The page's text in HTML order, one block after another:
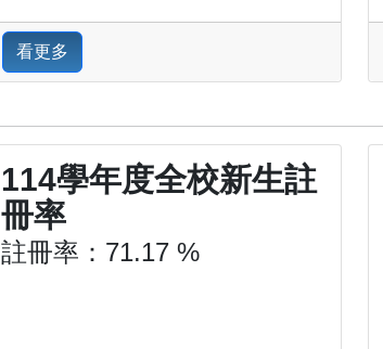
看更多
114學年度全校新生註
冊率
註冊率：71.17 %